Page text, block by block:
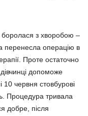
боролася з хворобою –
перенесла операцію в
Проте остаточно
допоможе
10 червня стовбурові
Процедура тривала
добре, після